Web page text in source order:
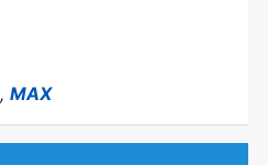
, MAX